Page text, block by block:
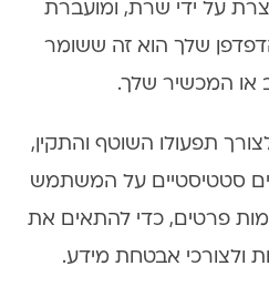
על ידי שרת, ומועברת
שלך הוא זה ששומר
או המכשיר שלך.
תפעולו השוטף והתקין,
סטטיסטיים על המשתמש
פרטים, כדי להתאים את
ולצורכי אבטחת מידע.